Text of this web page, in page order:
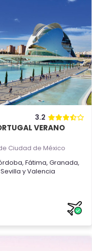
3.2
VERANO
Ciudad de México
, Fátima, Granada,
Sevilla yValencia